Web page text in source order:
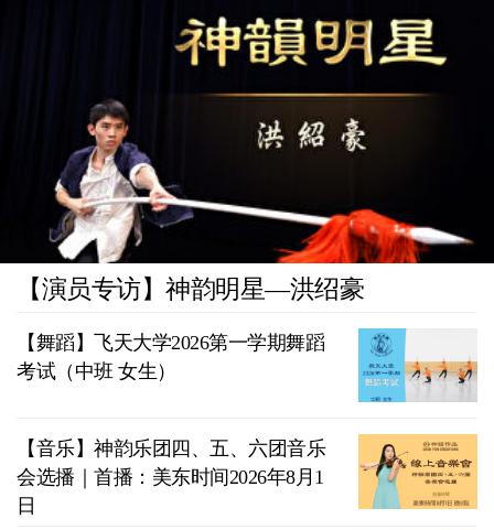
【演员专访】神韵明星—洪绍豪
【舞蹈】飞天大学2026第一学期舞蹈
考试（中班 女生）
【音乐】神韵乐团四、五、六团音乐
会选播｜首播：美东时间2026年8月1
日